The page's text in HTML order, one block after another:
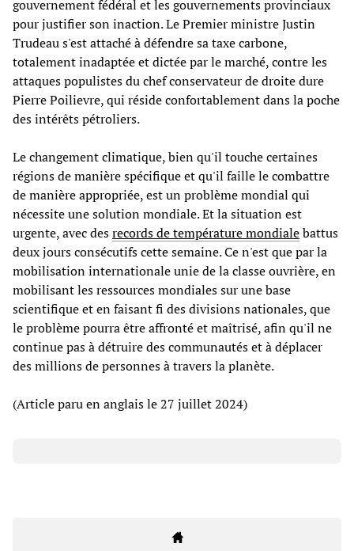
gouvernement fédéral et les gouvernements provinciaux
pour justifier son inaction. Le Premier ministre Justin
Trudeau s'est attaché à défendre sa taxe carbone,
totalement inadaptée et dictée par le marché, contre les
attaques populistes du chef conservateur de droite dure
Pierre Poilievre, qui réside confortablement dans la poche
des intérêts pétroliers.
Le changement climatique, bien qu'il touche certaines
régions de manière spécifique et qu'il faille le combattre
de manière appropriée, est un problème mondial qui
nécessite une solution mondiale. Et la situation est
urgente, avec desrecords de température mondialebattus
deux jours consécutifs cette semaine. Ce n'est que par la
mobilisation internationale unie de la classe ouvrière, en
mobilisant les ressources mondiales sur une base
scientifique et en faisant fi des divisions nationales, que
le problème pourra être affronté et maîtrisé, afin qu'il ne
continue pas à détruire des communautés et à déplacer
des millions de personnes à travers la planète.
(Article paru en anglais le 27 juillet 2024)